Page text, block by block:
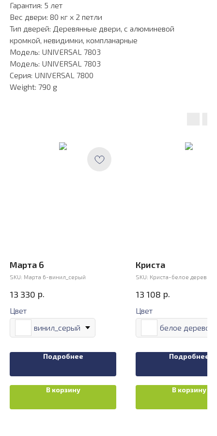
Гарантия: 5 лет
Вес двери: 80 кг х 2 петли
Тип дверей: Деревянные двери, с алюминевой
кромкой, невидимки, компланарные
Модель: UNIVERSAL 7803
Модель: UNIVERSAL 7803
Серия: UNIVERSAL 7800
Weight: 790 g
Марта 6
SKU: Марта 6-винил_серый
13 330 р.
Цвет
винил_серый
Подробнее
В корзину
Криста
SKU: Криста-белое дерево
13 108 р.
Цвет
белое дерево
Подробнее
В корзину